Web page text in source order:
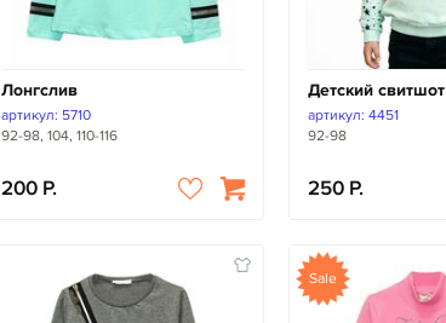
Лонгслив
артикул: 5710
92-98, 104, 110-116
200
Детский свитшот
артикул: 4451
92-98
250
Sale